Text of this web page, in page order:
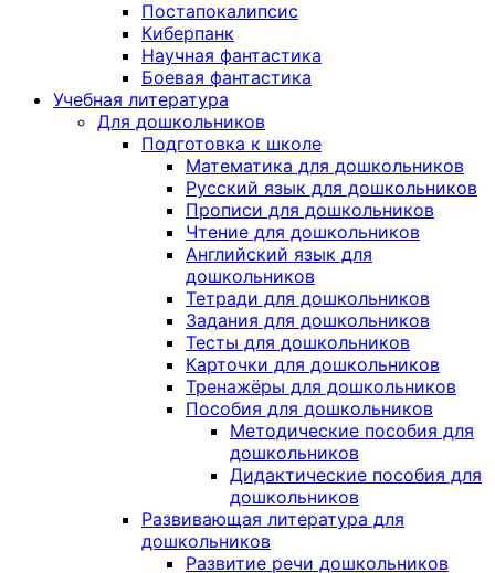
Постапокалипсис
Киберпанк
Научная фантастика
Боевая фантастика
Учебная литература
Для дошкольников
Подготовка к школе
Математика для дошкольников
Русский язык для дошкольников
Прописи для дошкольников
Чтение для дошкольников
Английский язык для
дошкольников
Тетради для дошкольников
Задания для дошкольников
Тесты для дошкольников
Карточки для дошкольников
Тренажёры для дошкольников
Пособия для дошкольников
Методические пособия для
дошкольников
Дидактические пособия для
дошкольников
Развивающая литература для
дошкольников
Развитие речи дошкольников